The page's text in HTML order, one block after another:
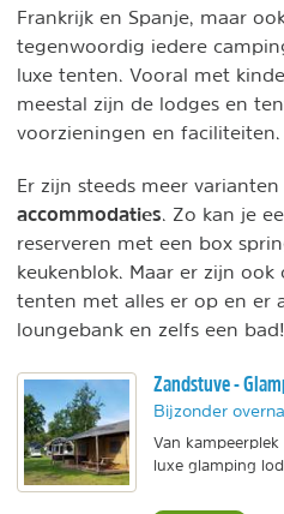
Frankrijk en Spanje, maar
tegenwoordig iedere
luxe tenten. Vooral met
meestal zijn de lodges en
voorzieningen en faciliteiten.
Er zijn steeds meer
accommodaties. Zo kan je
reserveren met een box
keukenblok. Maar er zijn
tenten met alles er op en er
loungebank en zelfs een bad!
Zandstuve -
Bijzonder
Van
luxe glamping